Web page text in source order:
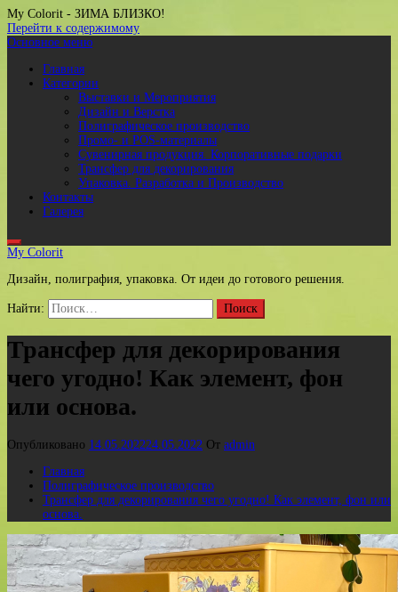
My Colorit - ЗИМА БЛИЗКО!
Перейти к содержимому
Основное меню
Главная
Категории
Выставки и Мероприятия
Дизайн и Верстка
Полиграфическое производство
Промо- и POS-материалы
Сувенирная продукция. Корпоративные подарки
Трансфер для декорирования
Упаковка. Разработка и Производство
Контакты
Галерея
My Colorit
Дизайн, полиграфия, упаковка. От идеи до готового решения.
Найти:
Трансфер для декорирования
чего угодно! Как элемент, фон
или основа.
Опубликовано 14.05.202224.05.2022 От admin
Главная
Полиграфическое производство
Трансфер для декорирования чего угодно! Как элемент, фон или
основа.